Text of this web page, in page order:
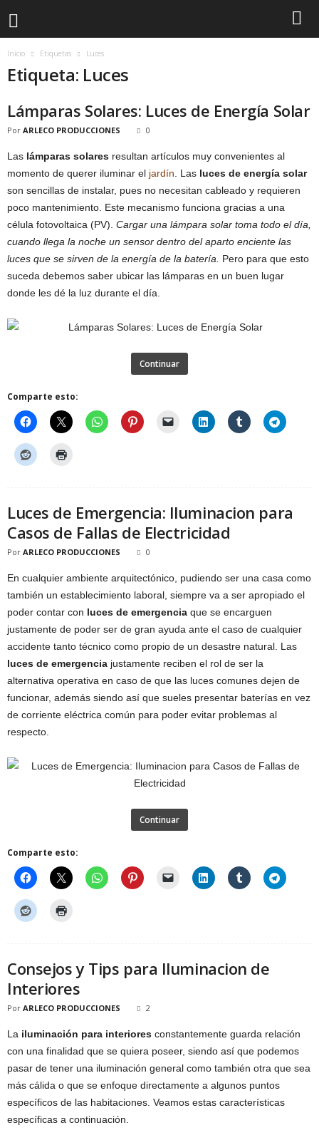
Inicio Etiquetas Luces
Etiqueta: Luces
Lámparas Solares: Luces de Energía Solar
Por ARLECO PRODUCCIONES 0
Las lámparas solares resultan artículos muy convenientes al
momento de querer iluminar el jardín . Las luces de energía solar
son sencillas de instalar, pues no necesitan cableado y requieren
poco mantenimiento. Este mecanismo funciona gracias a una
célula fotovoltaica (PV). Cargar una lámpara solar toma todo el día,
cuando llega la noche un sensor dentro del aparto enciente las
luces que se sirven de la energía de la batería.
Pero para que esto
suceda debemos saber ubicar las lámparas en un buen lugar
donde les dé la luz durante el día.
Continuar
Comparte esto:
Luces de Emergencia: Iluminacion para
Casos de Fallas de Electricidad
Por ARLECO PRODUCCIONES 0
En cualquier ambiente arquitectónico, pudiendo ser una casa como
también un establecimiento laboral, siempre va a ser apropiado el
poder contar con luces de emergencia que se encarguen
justamente de poder ser de gran ayuda ante el caso de cualquier
accidente tanto técnico como propio de un desastre natural. Las
luces de emergencia justamente reciben el rol de ser la
alternativa operativa en caso de que las luces comunes dejen de
funcionar, además siendo así que sueles presentar baterías en vez
de corriente eléctrica común para poder evitar problemas al
respecto.
Continuar
Comparte esto:
Consejos y Tips para Iluminacion de
Interiores
Por ARLECO PRODUCCIONES 2
La iluminación para interiores constantemente guarda relación
con una finalidad que se quiera poseer, siendo así que podemos
pasar de tener una iluminación general como también otra que sea
más cálida o que se enfoque directamente a algunos puntos
específicos de las habitaciones. Veamos estas características
específicas a continuación.